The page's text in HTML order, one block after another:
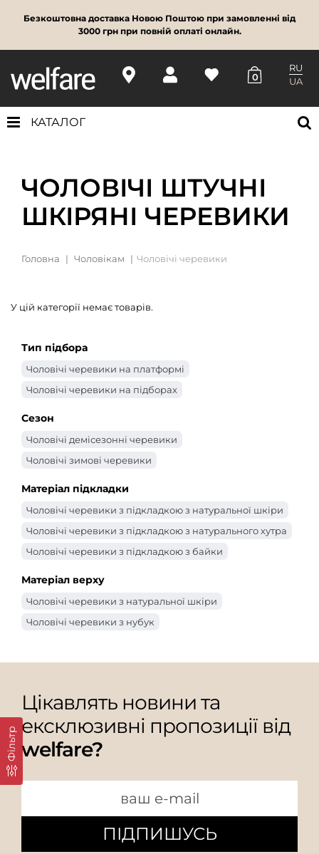
Безкоштовна доставка Новою Поштою при замовленні від
3000 грн при повній оплаті онлайн.
0
RU
UA
КАТАЛОГ
ЧОЛОВІЧІ ШТУЧНІ
ШКІРЯНІ ЧЕРЕВИКИ
Головна Чоловікам Чоловічі черевики
Фільтр
У цій категорії немає товарів.
Тип підбора
Чоловічі черевики на платформі
Чоловічі черевики на підборах
Сезон
Чоловічі демісезонні черевики
Чоловічі зимові черевики
Матеріал підкладки
Чоловічі черевики з підкладкою з натуральної шкіри
Чоловічі черевики з підкладкою з натурального хутра
Чоловічі черевики з підкладкою з байки
Матеріал верху
Чоловічі черевики з натуральної шкіри
Чоловічі черевики з нубук
Цікавлять новини та
ексклюзивні пропозиції від
welfare?
ПІДПИШУСЬ